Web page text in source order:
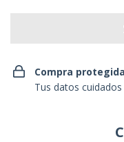
Compra protegida
Tus datos